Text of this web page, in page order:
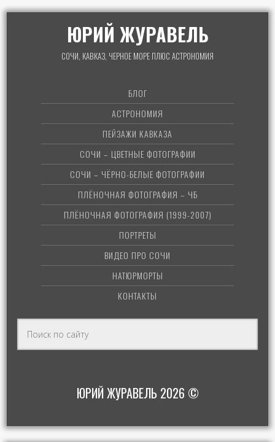
ЮРИЙ ЖУРАВЕЛЬ
СОЧИ, КАВКАЗ, ЧЕРНОЕ МОРЕ ПЛЮС АСТРОНОМИЯ
БЛОГ
АСТРОНОМИЯ
ПЕЙЗАЖИ КАВКАЗА
СОЧИ – ЦВЕТНЫЕ ФОТОГРАФИИ
СОЧИ – ЧЁРНО-БЕЛЫЕ ФОТОГРАФИИ
ПЛЁНОЧНАЯ ФОТОГРАФИЯ – ЧБ
ПЛЁНОЧНАЯ ФОТОГРАФИЯ (1999-2007)
ПОРТРЕТЫ
ВИДЕО ПРО СОЧИ
НАТЮРМОРТЫ
КОНТАКТЫ
ЮРИЙ ЖУРАВЕЛЬ 2026 ©